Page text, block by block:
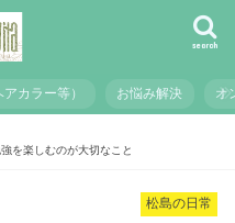
search
カラー等） お悩み解決 オ
を楽しむのが大切なこと
松島の日常